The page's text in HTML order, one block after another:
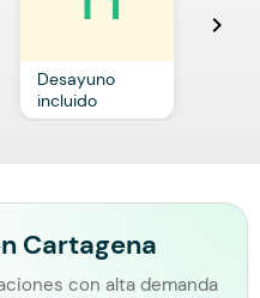
Desayuno
incluido
chevron_right
Cartagena
con alta demanda